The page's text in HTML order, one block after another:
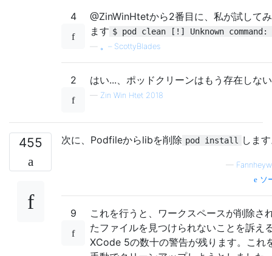
4
@ZinWinHtetから2番目に、私が試して
ます $ pod clean [!] Unknown
。– ScottyBlades
2 はい...、ポッドクリーンはもう存在しな
— Zin Win Htet 2018
455 次に、Podfileからlibを削除 pod install しま
—
ソ
9
これを行うと、ワークスペースが削除さ
たファイルを見つけられないことを訴え
XCode 5の数十の警告が残ります。これ